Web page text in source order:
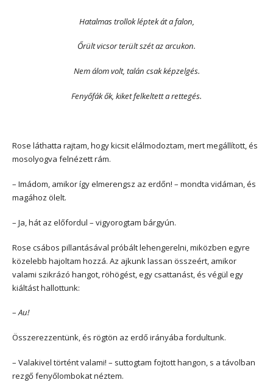
Hatalmas trollok léptek át a falon,
Őrült vicsor terült szét az arcukon.
Nem álom volt, talán csak képzelgés.
Fenyőfák ők, kiket felkeltett a rettegés.
Rose láthatta rajtam, hogy kicsit elálmodoztam, mert megállított, és
mosolyogva felnézett rám.
– Imádom, amikor így elmerengsz az erdőn! – mondta vidáman, és
magához ölelt.
– Ja, hát az előfordul – vigyorogtam bárgyún.
Rose csábos pillantásával próbált lehengerelni, miközben egyre
közelebb hajoltam hozzá. Az ajkunk lassan összeért, amikor
valami szikrázó hangot, röhögést, egy csattanást, és végül egy
kiáltást hallottunk:
–Au!
Összerezzentünk, és rögtön az erdő irányába fordultunk.
– Valakivel történt valami! – suttogtam fojtott hangon, s a távolban
rezgő fenyőlombokat néztem.